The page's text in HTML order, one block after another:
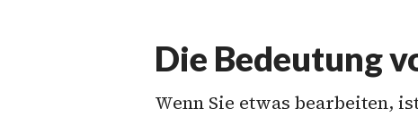
Die Bedeutung
Wenn Sie etwas bearbeiten,